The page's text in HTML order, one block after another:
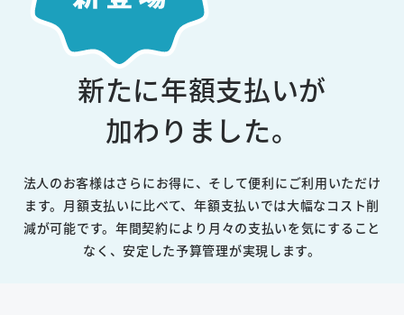
新たに年額支払いが
加わりました。
法人のお客様はさらにお得に、そして便利にご利用いただけ
ます。 月額支払いに比べて、年額支払いでは大幅なコスト削
減が可能です。 年間契約により月々の支払いを気にすること
なく、安定した予算管理が実現します。